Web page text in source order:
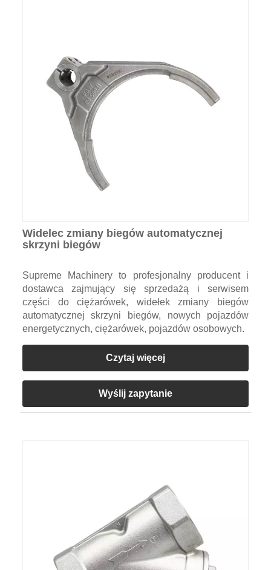
Widelec zmiany biegów automatycznej
skrzyni biegów
Supreme Machinery to profesjonalny producent i
dostawca zajmujący się sprzedażą i serwisem
części do ciężarówek, widełek zmiany biegów
automatycznej skrzyni biegów, nowych pojazdów
energetycznych, ciężarówek, pojazdów osobowych.
Czytaj więcej
Wyślij zapytanie